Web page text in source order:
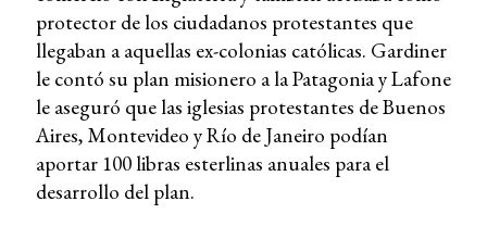
protector de los ciudadanos protestantes que
llegaban a aquellas ex-colonias católicas. Gardiner
le contó su plan misionero a la Patagonia y Lafone
le aseguró que las iglesias protestantes de Buenos
Aires, Montevideo y Río de Janeiro podían
aportar 100 libras esterlinas anuales para el
desarrollo del plan.